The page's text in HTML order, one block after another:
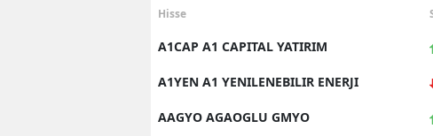
Hisse
A1CAP A1 CAPITAL YATIRIM
A1YEN A1 YENILENEBILIR ENERJI
AAGYO AGAOGLU GMYO